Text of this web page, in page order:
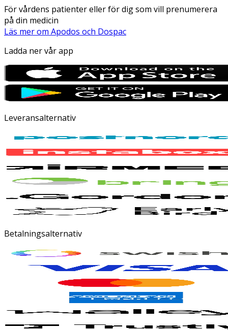
För vårdens patienter eller för dig som vill prenumerera
på din medicin
Läs mer om Apodos och Dospac
Ladda ner vår app
Leveransalternativ
Betalningsalternativ